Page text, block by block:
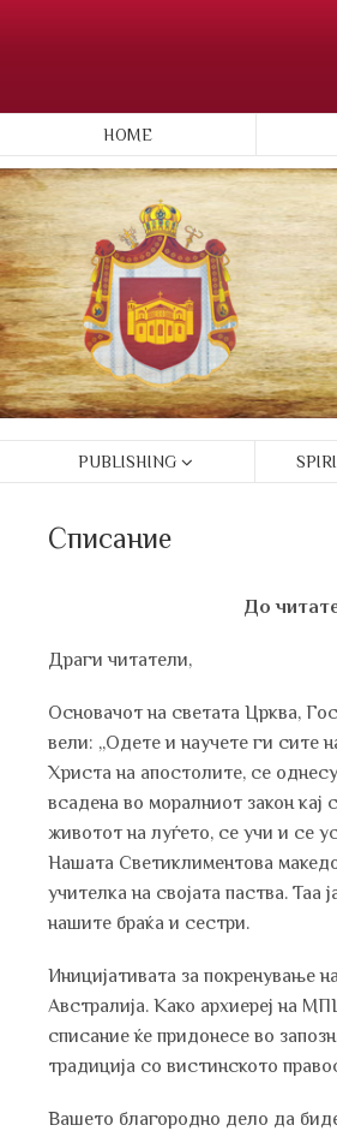
HOME
PUBLISHING
Списание
До
Драги читатели,
Основачот на светата Црква,
вели: „Одете и научете ги сите
Христа на апостолите, се
всадена во моралниот закон кај
животот на луѓето, се учи и се
Нашата Светиклиментова
учителка на својата паства. Таа
нашите браќа и сестри.
Иницијативата за покренување
Австралија. Како архиереј на
списание ќе придонесе во
традиција со вистинското
Вашето благородно дело да